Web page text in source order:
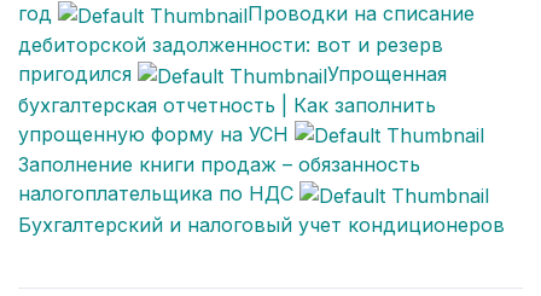
год
Проводки на списание
дебиторской задолженности: вот и резерв
пригодился
Упрощенная
бухгалтерская отчетность | Как заполнить
упрощенную форму на УСН
Заполнение книги продаж – обязанность
налогоплательщика по НДС
Бухгалтерский и налоговый учет кондиционеров